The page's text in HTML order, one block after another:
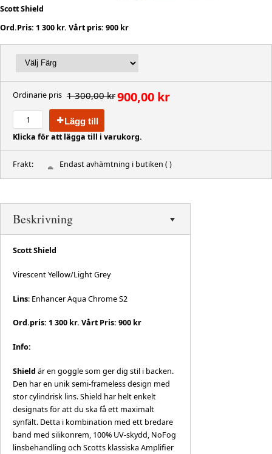
Scott Shield
Ord.Pris: 1 300 kr. Vårt pris: 900 kr
Ordinarie pris 1 300,00 kr900,00 kr
Lägg till
Klicka för att lägga till i varukorg.
Frakt: Endast avhämtning i butiken ( )
Beskrivning
Scott Shield
Virescent Yellow/Light Grey
Lins: Enhancer Aqua Chrome S2
Ord.pris: 1 300 kr. Vårt Pris: 900 kr
Info:
Shield är en goggle som ger dig stil i backen.
Den har en unik semi-frameless design med
stor cylindrisk lins. Shield har helt enkelt
designats för att du ska få ett maximalt
synfält. Detta i kombination med ett bredare
band med silikonrem, 100% UV-skydd, NoFog
linsbehandling och Scotts klassiska Amplifier